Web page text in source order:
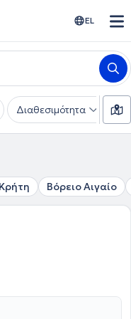
EL
Διαθεσιμότητα
Κρήτη Βόρειο Αιγαίο